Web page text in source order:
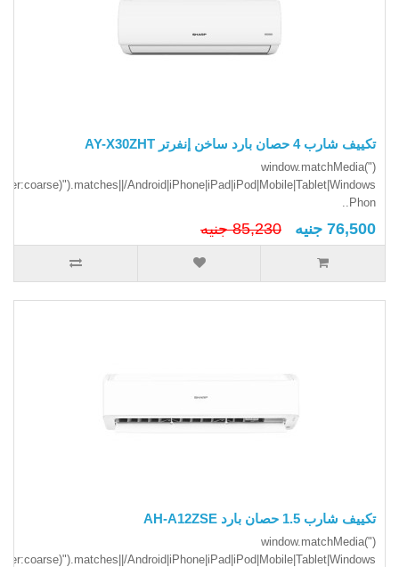
تكييف شارب 4 حصان بارد ساخن إنفرتر AY-X30ZHT
(window.matchMedia("
Android|iPhone|iPad|iPod|Mobile|Tablet|Windows
Phon..
76,500 جنيه 85,230 جنيه
تكييف شارب 1.5 حصان بارد AH-A12ZSE
(window.matchMedia("
Android|iPhone|iPad|iPod|Mobile|Tablet|Windows